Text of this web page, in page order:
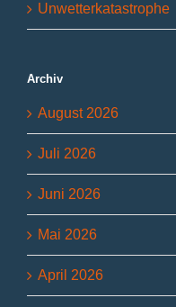
Unwetterkatastrophe
Archiv
August 2026
Juli 2026
Juni 2026
Mai 2026
April 2026